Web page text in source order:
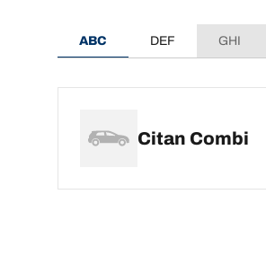
ABC DEF GHI
Citan Combi